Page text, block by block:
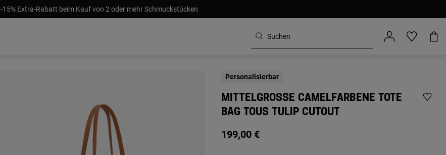
-15% Extra-Rabatt beim Kauf von 2 oder mehr Schmuckstücken
Personalisierbar
MITTELGROSSE CAMELFARBENE TOTE B
AG TOUS TULIP CUTOUT
199,00 €